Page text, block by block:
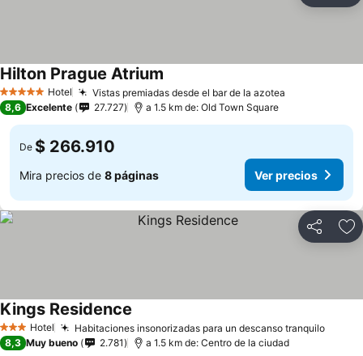
5 Estrellas Hotel Vistas premiadas desde el bar de la azotea
Hilton Prague Atrium
8,6 Excelente 27.727 a 1.5 km de: Old Town Square
De $ 266.910
Mira precios de 8 páginas Ver precios
Compartir
3 Estrellas
Hotel Habitaciones insonorizadas para un descanso tranquiloVer
Kings Residence
8,3 Muy bueno 2.781 a 1.5 km de: Centro de la ciudad